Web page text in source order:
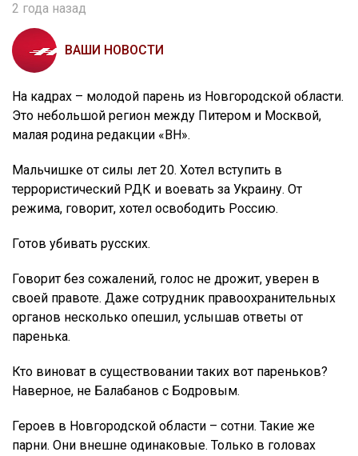
2 года назад
ВАШИ НОВОСТИ
На кадрах – молодой парень из Новгородской области.
Это небольшой регион между Питером и Москвой,
малая родина редакции «ВН».
Мальчишке от силы лет 20. Хотел вступить в
террористический РДК и воевать за Украину. От
режима, говорит, хотел освободить Россию.
Готов убивать русских.
Говорит без сожалений, голос не дрожит, уверен в
своей правоте. Даже сотрудник правоохранительных
органов несколько опешил, услышав ответы от
паренька.
Кто виноват в существовании таких вот пареньков?
Наверное, не Балабанов с Бодровым.
Героев в Новгородской области – сотни. Такие же
парни. Они внешне одинаковые. Только в головах